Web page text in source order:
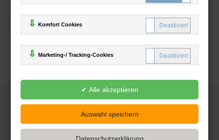
Komfort Cookies
Marketing-/ Tracking-Cookies
Deutsche-Buchhandlung.de
www.deutsche-buchhandlung.de ist ein Angebot der
Handelsgesellschaft mbH
Powered by Inooga